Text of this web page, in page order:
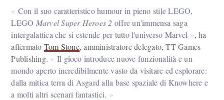
Con il suo caratteristico humour in pieno stile LEGO,
LEGO Marvel Super Heroes 2 offre un'immensa saga
intergalattica che si estende per tutto l'universo Marvel
, ha
affermato Tom Stone, amministratore delegato, TT Games
Publishing.
Il gioco introduce nuove funzionalità e un
mondo aperto incredibilmente vasto da visitare ed esplorare:
dalla mitica terra di Asgard alla base spaziale di Knowhere e
a molti altri scenari fantastici.